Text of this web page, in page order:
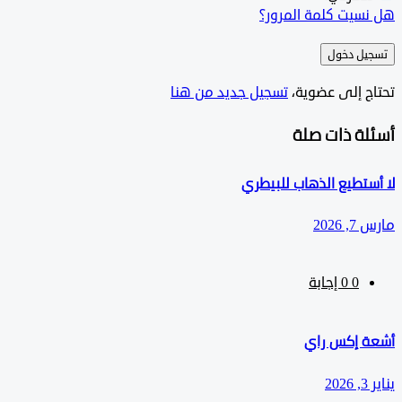
كلمة المرور؟
دخول
إلى عضوية،‫تسجيل جديد من هنا
ذات صلة
الذهاب للبيطري
إكس راي